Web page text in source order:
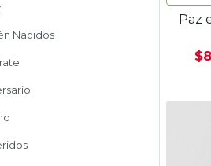
Nacidos
Paz